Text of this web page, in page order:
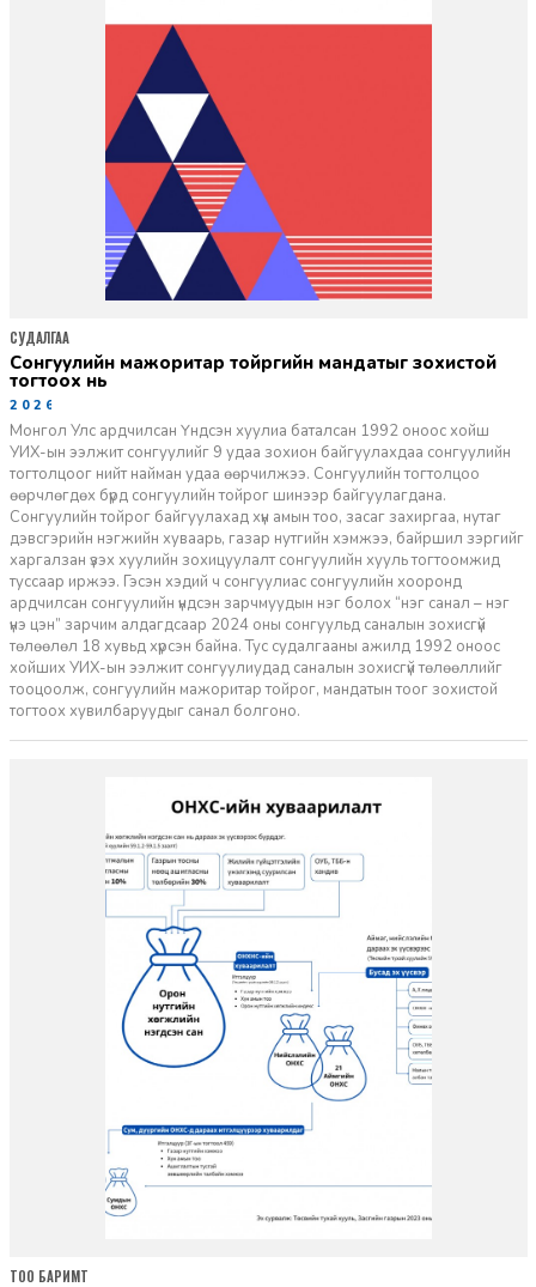
Сонгуулийн мажоритар тойргийн мандатыг зохистой
тогтоох нь
2026-03-31
Монгол Улс ардчилсан Үндсэн хуулиа баталсан 1992 оноос хойш
УИХ-ын ээлжит сонгуулийг 9 удаа зохион байгуулахдаа сонгуулийн
тогтолцоог нийт найман удаа өөрчилжээ. Сонгуулийн тогтолцоо
өөрчлөгдөх бүрд сонгуулийн тойрог шинээр байгуулагдана.
Сонгуулийн тойрог байгуулахад хүн амын тоо, засаг захиргаа, нутаг
дэвсгэрийн нэгжийн хуваарь, газар нутгийн хэмжээ, байршил зэргийг
харгалзан үзэх хуулийн зохицуулалт сонгуулийн хууль тогтоомжид
туссаар иржээ. Гэсэн хэдий ч сонгуулиас сонгуулийн хооронд
ардчилсан сонгуулийн үндсэн зарчмуудын нэг болох “нэг санал – нэг
үнэ цэн” зарчим алдагдсаар 2024 оны сонгуульд саналын зохисгүй
төлөөлөл 18 хувьд хүрсэн байна. Тус судалгааны ажилд 1992 оноос
хойших УИХ-ын ээлжит сонгуулиудад саналын зохисгүй төлөөллийг
тооцоолж, сонгуулийн мажоритар тойрог, мандатын тоог зохистой
тогтоох хувилбаруудыг санал болгоно.
СУДАЛГАА
ТОО БАРИМТ